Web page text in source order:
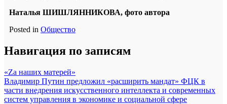
Наталья ШИШЛЯННИКОВА, фото автора
Posted in Общество
Навигация по записям
«Zа наших матерей»
Владимир Путин предложил «расширить мандат» ФЦК в
части внедрения искусственного интеллекта и современных
систем управления в экономике и социальной сфере